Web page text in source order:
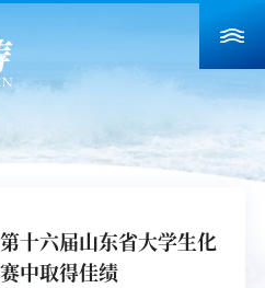
十六届山东省大学生化
中取得佳绩